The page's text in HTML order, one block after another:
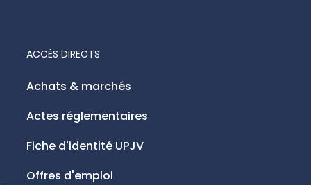
ACCÈS DIRECTS
Achats & marchés
Actes réglementaires
Fiche d'identité UPJV
Offres d'emploi